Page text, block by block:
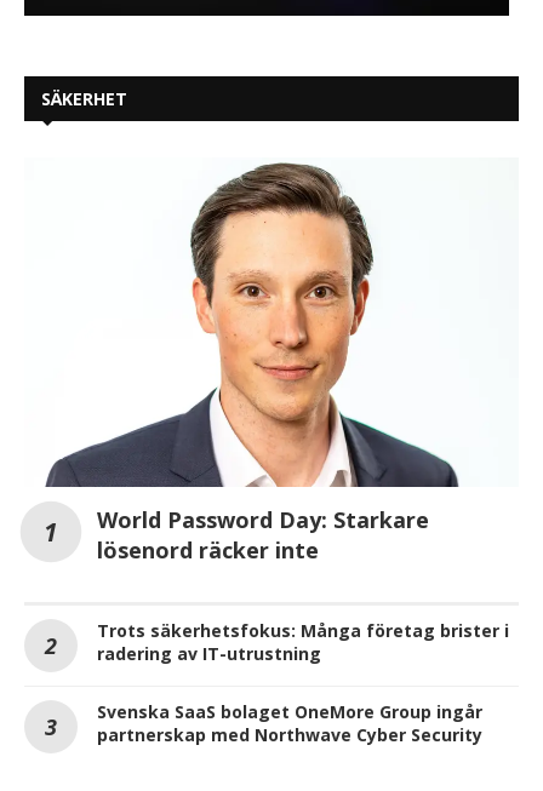
SÄKERHET
World Password Day: Starkare
lösenord räcker inte
Trots säkerhetsfokus: Många företag brister i
radering av IT-utrustning
Svenska SaaS bolaget OneMore Group ingår
partnerskap med Northwave Cyber Security